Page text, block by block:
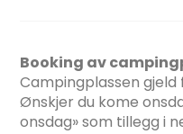
Booking av
Campingplassen
Ønskjer du kome
onsdag» som tillegg i